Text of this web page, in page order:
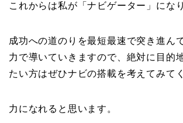
これからは私が「ナビゲーター」にな
成功への道のりを最短最速で突き進ん
力で導いていきますので、絶対に目的
たい方はぜひナビの搭載を考えてみて
力になれると思います。